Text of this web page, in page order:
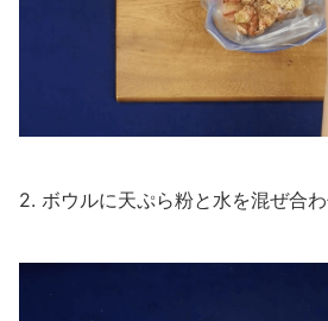
2. ボウルに天ぷら粉と水を混ぜ合わ